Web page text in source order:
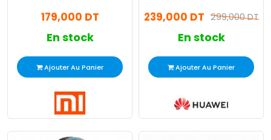
179,000 DT
En stock
Ajouter Au Panier
299,000 DT
239,000 DT
En stock
Ajouter Au Panier